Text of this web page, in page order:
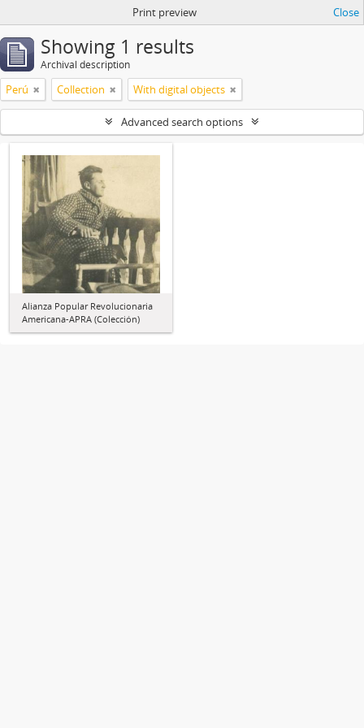
Print preview Close
Showing 1 results
Archival description
Perú Collection With digital objects
Advanced search options
Alianza Popular Revolucionaria
Americana-APRA (Colección)